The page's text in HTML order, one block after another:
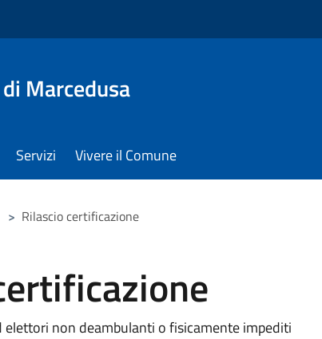
Marcedusa
Servizi Vivere il Comune
> Rilascio certificazione
elettori non deambulanti o fisicamente impediti